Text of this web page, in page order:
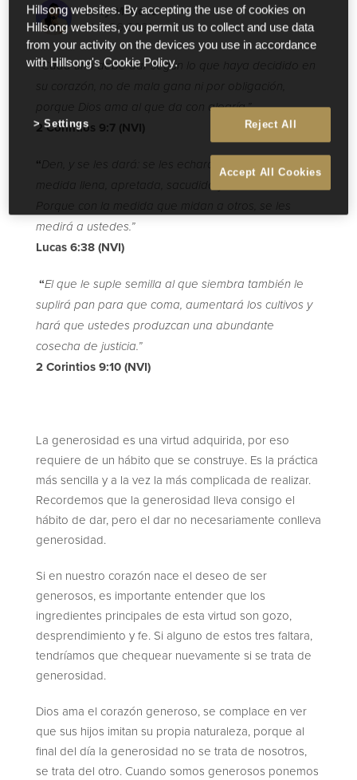
Lucy Mendez
Nov 26 2021
“Cada uno debe dar según lo que haya decidido en
su corazón, no de mala gana ni por obligación,
porque Dios ama al que da con alegría.”
2 Corintios 9:7 (NVI)
“Den, y se les dará: se les echará en el regazo una
medida llena, apretada, sacudida y desbordante.
Porque con la medida que midan a otros, se les
medirá a ustedes.”
Lucas 6:38 (NVI)
“El que le suple semilla al que siembra también le
suplirá pan para que coma, aumentará los cultivos y
hará que ustedes produzcan una abundante
cosecha de justicia.”
2 Corintios 9:10 (NVI)
La generosidad es una virtud adquirida, por eso
requiere de un hábito que se construye. Es la práctica
más sencilla y a la vez la más complicada de realizar.
Recordemos que la generosidad lleva consigo el
hábito de dar, pero el dar no necesariamente conlleva
generosidad.
Si en nuestro corazón nace el deseo de ser
generosos, es importante entender que los
ingredientes principales de esta virtud son gozo,
desprendimiento y fe. Si alguno de estos tres faltara,
tendríamos que chequear nuevamente si se trata de
generosidad.
Dios ama el corazón generoso, se complace en ver
que sus hijos imitan su propia naturaleza, porque al
final del día la generosidad no se trata de nosotros,
se trata del otro. Cuando somos generosos ponemos
Hillsong websites. By accepting the use of cookies on
Hillsong websites, you permit us to collect and use data
from your activity on the devices you use in accordance
with Hillsong's Cookie Policy.
Reject All
Accept All Cookies
Settings